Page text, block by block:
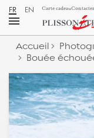
FR EN Carte cadeau
Accueil
Bouée